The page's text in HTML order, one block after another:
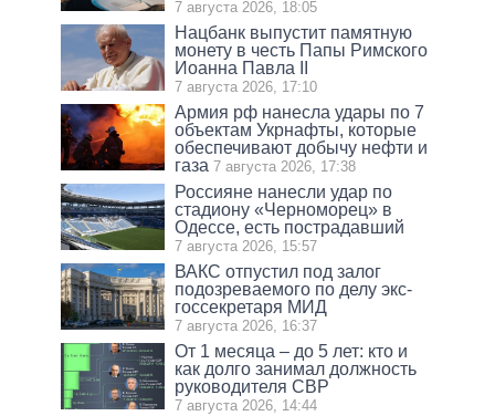
7 августа 2026, 18:05
Нацбанк выпустит памятную
монету в честь Папы Римского
Иоанна Павла II
7 августа 2026, 17:10
Армия рф нанесла удары по 7
объектам Укрнафты, которые
обеспечивают добычу нефти и
газа 7 августа 2026, 17:38
Россияне нанесли удар по
стадиону «Черноморец» в
Одессе, есть пострадавший
7 августа 2026, 15:57
ВАКС отпустил под залог
подозреваемого по делу экс-
госсекретаря МИД
7 августа 2026, 16:37
От 1 месяца – до 5 лет: кто и
как долго занимал должность
руководителя СВР
7 августа 2026, 14:44